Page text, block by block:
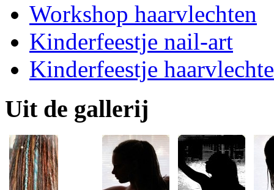
Workshop haarvlechten
Kinderfeestje nail-art
Kinderfeestje
Uit de gallerij